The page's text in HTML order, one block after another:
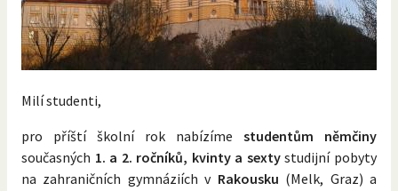
Milí studenti,
pro příští školní rok nabízíme studentům němčiny
současných 1. a 2. ročníků, kvinty a sextystudijní pobyty
na zahraničních gymnáziích v Rakousku (Melk, Graz) a